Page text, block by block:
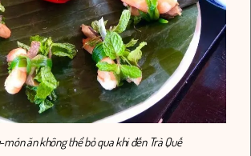
món ăn không thể bỏ qua khi đến Trà Quế